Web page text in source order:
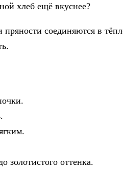
хлеб ещё вкуснее?
соединяются в
золотистого оттенка.